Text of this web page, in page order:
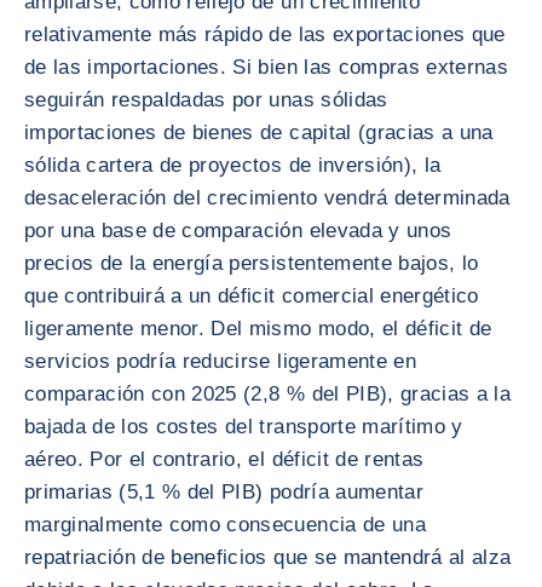
relativamente más rápido de las exportaciones que
de las importaciones. Si bien las compras externas
seguirán respaldadas por unas sólidas
importaciones de bienes de capital (gracias a una
sólida cartera de proyectos de inversión), la
desaceleración del crecimiento vendrá determinada
por una base de comparación elevada y unos
precios de la energía persistentemente bajos, lo
que contribuirá a un déficit comercial energético
ligeramente menor. Del mismo modo, el déficit de
servicios podría reducirse ligeramente en
comparación con 2025 (2,8 % del PIB), gracias a la
bajada de los costes del transporte marítimo y
aéreo. Por el contrario, el déficit de rentas
primarias (5,1 % del PIB) podría aumentar
marginalmente como consecuencia de una
repatriación de beneficios que se mantendrá al alza